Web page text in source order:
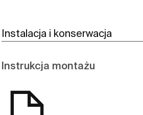
Instalacja i konserwacja
Instrukcja montażu